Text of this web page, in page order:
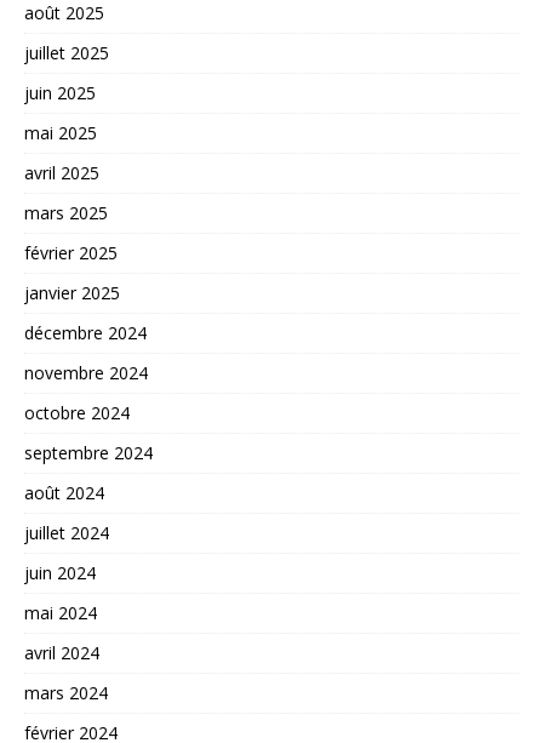
août 2025
juillet 2025
juin 2025
mai 2025
avril 2025
mars 2025
février 2025
janvier 2025
décembre 2024
novembre 2024
octobre 2024
septembre 2024
août 2024
juillet 2024
juin 2024
mai 2024
avril 2024
mars 2024
février 2024